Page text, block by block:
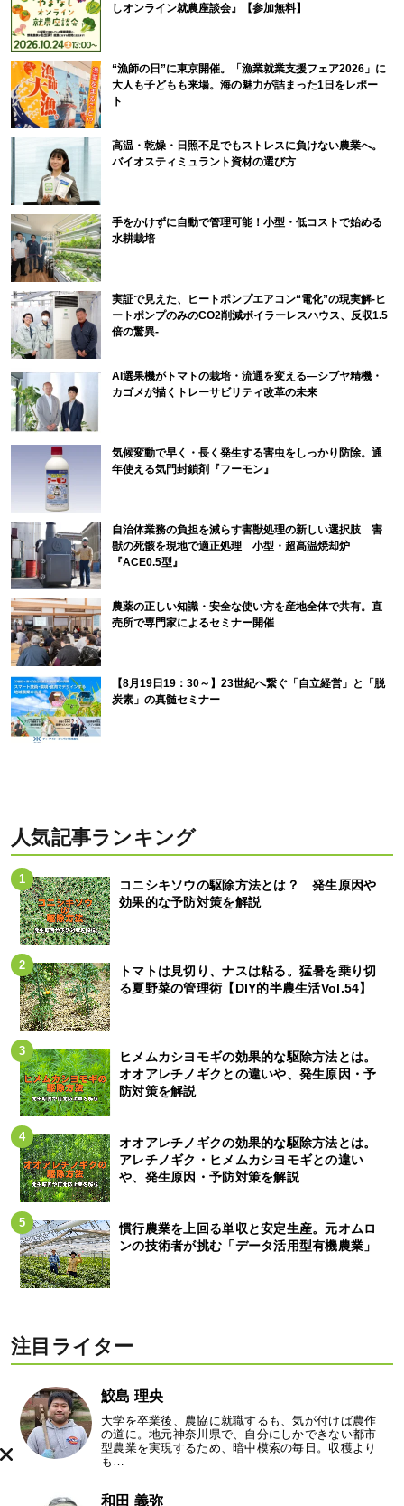
しオンライン就農座談会』【参加無料】
“漁師の日”に東京開催。「漁業就業支援フェア2026」に
大人も子どもも来場。海の魅力が詰まった1日をレポー
ト
高温・乾燥・日照不足でもストレスに負けない農業へ。
バイオスティミュラント資材の選び方
手をかけずに自動で管理可能！小型・低コストで始める
水耕栽培
実証で見えた、ヒートポンプエアコン“電化”の現実解-ヒ
ートポンプのみのCO2削減ボイラーレスハウス、反収1.5
倍の驚異-
AI選果機がトマトの栽培・流通を変える―シブヤ精機・
カゴメが描くトレーサビリティ改革の未来
気候変動で早く・長く発生する害虫をしっかり防除。通
年使える気門封鎖剤『フーモン』
自治体業務の負担を減らす害獣処理の新しい選択肢 害
獣の死骸を現地で適正処理 小型・超高温焼却炉
『ACE0.5型』
農薬の正しい知識・安全な使い方を産地全体で共有。直
売所で専門家によるセミナー開催
【8月19日19：30～】23世紀へ繋ぐ「自立経営」と「脱
炭素」の真髄セミナー
人気記事ランキング
コニシキソウの駆除方法とは？ 発生原因や
効果的な予防対策を解説
トマトは見切り、ナスは粘る。猛暑を乗り切
る夏野菜の管理術【DIY的半農生活Vol.54】
ヒメムカシヨモギの効果的な駆除方法とは。
オオアレチノギクとの違いや、発生原因・予
防対策を解説
オオアレチノギクの効果的な駆除方法とは。
アレチノギク・ヒメムカシヨモギとの違い
や、発生原因・予防対策を解説
慣行農業を上回る単収と安定生産。元オムロ
ンの技術者が挑む「データ活用型有機農業」
注目ライター
鮫島 理央
大学を卒業後、農協に就職するも、気が付けば農作
の道に。地元神奈川県で、自分にしかできない都市
型農業を実現するため、暗中模索の毎日。収穫より
も…
和田 義弥